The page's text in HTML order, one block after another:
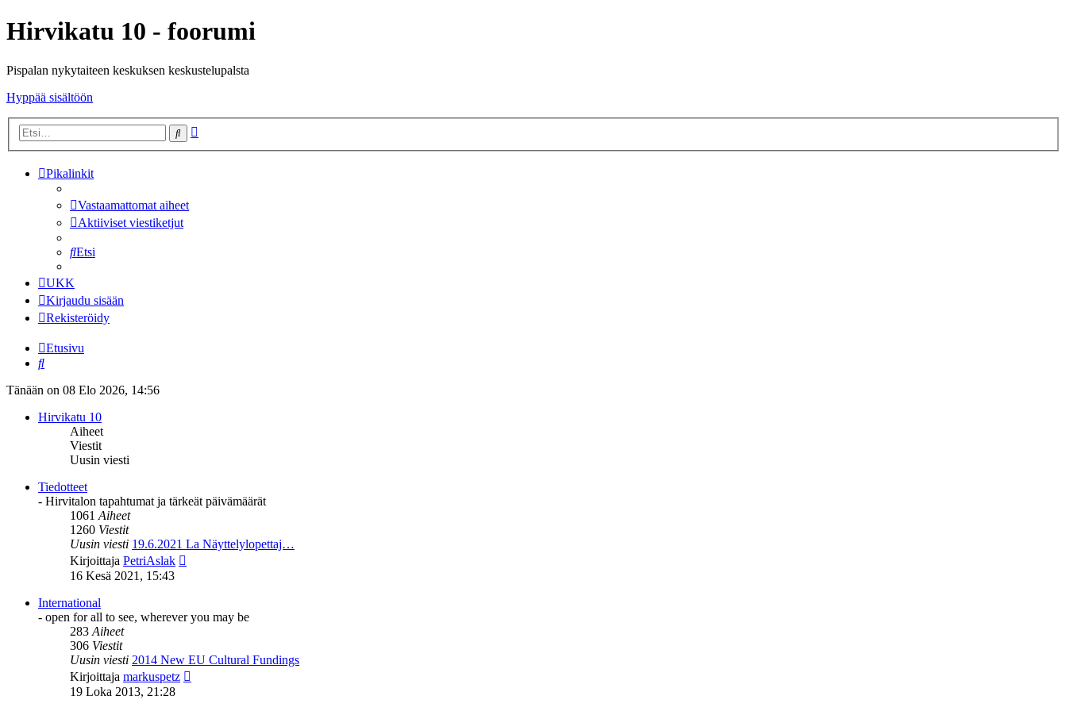
Hirvikatu 10 - foorumi
Pispalan nykytaiteen keskuksen keskustelupalsta
Hyppää sisältöön
Etsi
Pikalinkit
Vastaamattomat aiheet
Aktiiviset viestiketjut
Etsi
UKK
Kirjaudu sisään
Rekisteröidy
Etusivu
Etsi
Tänään on 08 Elo 2026, 14:56
Hirvikatu 10
Aiheet
Viestit
Uusin viesti
Tiedotteet
- Hirvitalon tapahtumat ja tärkeät päivämäärät
1061Aiheet
1260 Viestit
Uusin viesti 19.6.2021 La Näyttelylopettaj…
Kirjoittaja PetriAslak
16 Kesä 2021, 15:43
International
- open for all to see, wherever you may be
283Aiheet
306 Viestit
Uusin viesti 2014 New EU Cultural Fundings
Kirjoittaja markuspetz
19 Loka 2013, 21:28